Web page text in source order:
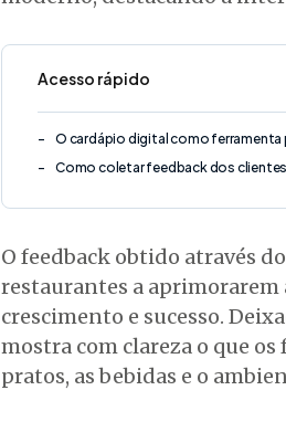
Acesso rápido
O cardápio digital como
Como coletar feedback dos
O feedback obtido através
restaurantes a
crescimento e sucesso.
mostra com clareza o que os
pratos, as bebidas e o